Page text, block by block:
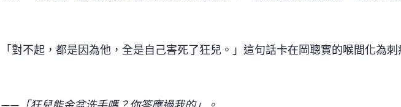
「對不起，都是因為他，全是自己害死了狂兒。」這句話卡在岡聰實的喉間化為刺